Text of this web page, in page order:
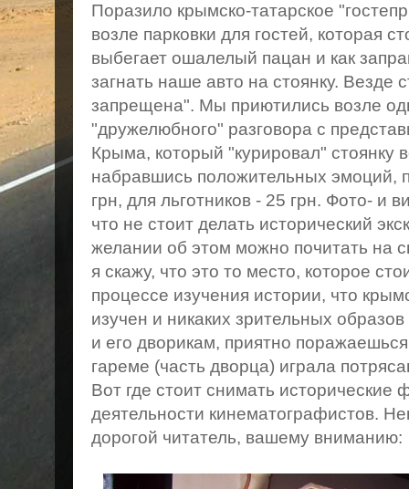
Поразило крымско-татарское
возле парковки для гостей, которая
выбегает ошалелый пацан и как
загнать наше авто на стоянку. Везде
запрещена". Мы приютились возле
"дружелюбного" разговора с
Крыма, который "курировал" стоянку
набравшись положительных эмоций,
грн, для льготников - 25 грн. Фото- и
что не стоит делать исторический
желании об этом можно почитать на
я скажу, что это то место, которое
процессе изучения истории, что
изучен и никаких зрительных
и его дворикам, приятно
гареме (часть дворца) играла
Вот где стоит снимать исторические
деятельности кинематографистов.
дорогой читатель, вашему вниманию: